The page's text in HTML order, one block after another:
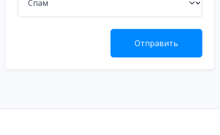
Отправить